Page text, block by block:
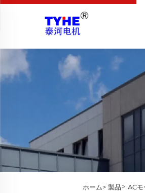
ホーム> 製品> ACモ